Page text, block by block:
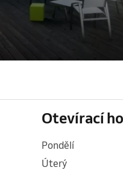
Otevírací
pondělí
úterý